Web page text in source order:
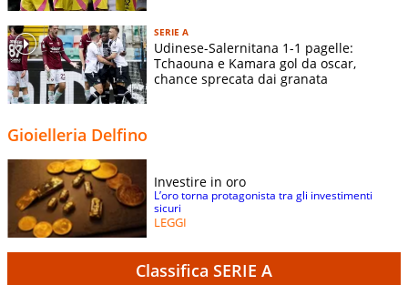
SERIE A
Udinese-Salernitana 1-1 pagelle:
Tchaouna e Kamara gol da oscar,
chance sprecata dai granata
Gioielleria Delfino
Investire in oro
L’oro torna protagonista tra gli investimenti
sicuri
LEGGI
Classifica SERIE A